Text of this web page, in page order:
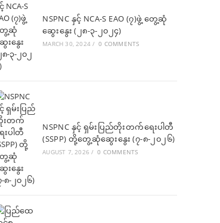
NSPNC နှင့် NCA-S EAO (၇)ဖွဲ့ တွေ့ဆုံ
ဆွေးနွေး (၂၈-၃-၂၀၂၄)
MARCH 30, 2024 / 0 COMMENTS
NSPNC နှင့် ရှမ်းပြည်တိုးတက်ရေးပါတီ
(SSPP) တို့တွေ့ဆုံဆွေးနွေး (၇-၈-၂၀၂၆)
AUGUST 7, 2026 / 0 COMMENTS